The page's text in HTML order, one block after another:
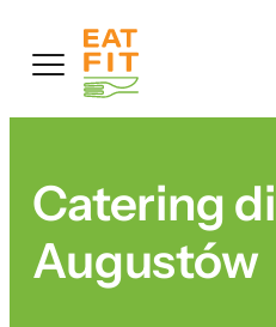
treści
Catering
Augustów